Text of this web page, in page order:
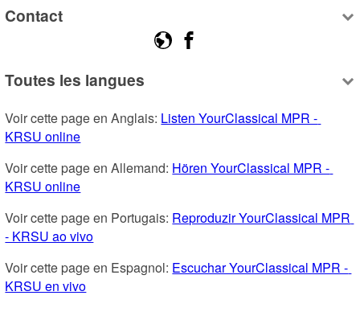
Contact
Toutes les langues
Voir cette page en Anglais: Listen YourClassical MPR -
KRSU online
Voir cette page en Allemand: Hören YourClassical MPR -
KRSU online
Voir cette page en Portugais: Reproduzir YourClassical MPR
- KRSU ao vivo
Voir cette page en Espagnol: Escuchar YourClassical MPR -
KRSU en vivo